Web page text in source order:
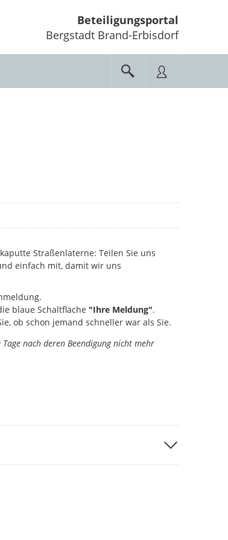
Beteiligungsportal
Bergstadt Brand-Erbisdorf
Straßenlaterne: Teilen Sie uns
einfach mit, damit wir uns
blaue Schaltfläche "Ihre Meldung".
ob schon jemand schneller war als Sie.
nach deren Beendigung nicht mehr